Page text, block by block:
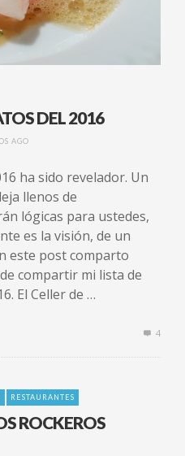
DEL 2016
AGO
ha sido revelador. Un
llenos de
lógicas para ustedes,
es la visión, de un
este post comparto
compartir mi lista de
El Celler de …
4
RESTAURANTES
ROCKEROS